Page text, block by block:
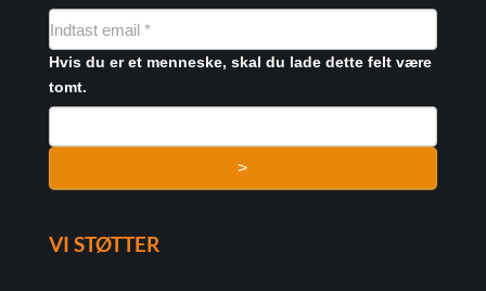
NYHEDSMAIL
FORMULAR
Hvis du er et menneske, skal du lade dette felt være
tomt.
>
VI STØTTER